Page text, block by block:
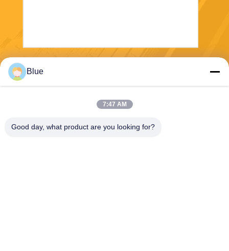
Blue
7:47 AM
Good day, what product are you looking for?